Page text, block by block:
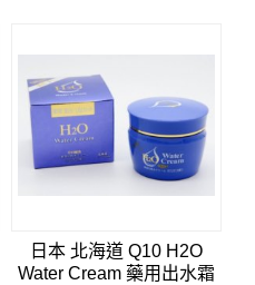
日本 北海道 Q10 H2O
Water Cream 藥用出水霜